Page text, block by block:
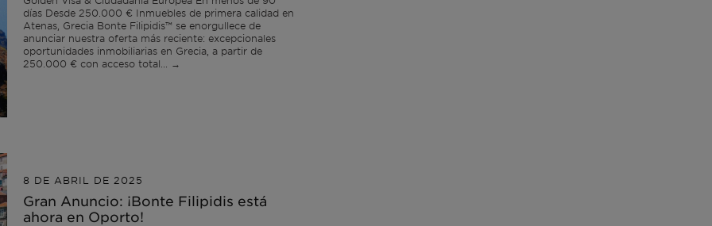
días Desde 250.000 € Inmuebles de primera calidad en
Atenas, Grecia Bonte Filipidis™ se enorgullece de
anunciar nuestra oferta más reciente: excepcionales
oportunidades inmobiliarias en Grecia, a partir de
250.000 € con acceso total... →
8 DE ABRIL DE 2025
Gran Anuncio: ¡Bonte Filipidis está
ahora en Oporto!